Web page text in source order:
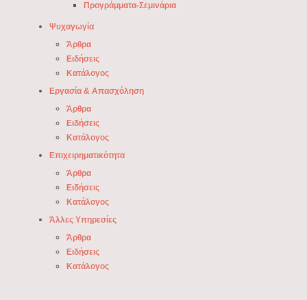
Προγράμματα-Σεμινάρια
Ψυχαγωγία
Άρθρα
Ειδήσεις
Κατάλογος
Εργασία & Απασχόληση
Άρθρα
Ειδήσεις
Κατάλογος
Επιχειρηματικότητα
Άρθρα
Ειδήσεις
Κατάλογος
Άλλες Υπηρεσίες
Άρθρα
Ειδήσεις
Κατάλογος